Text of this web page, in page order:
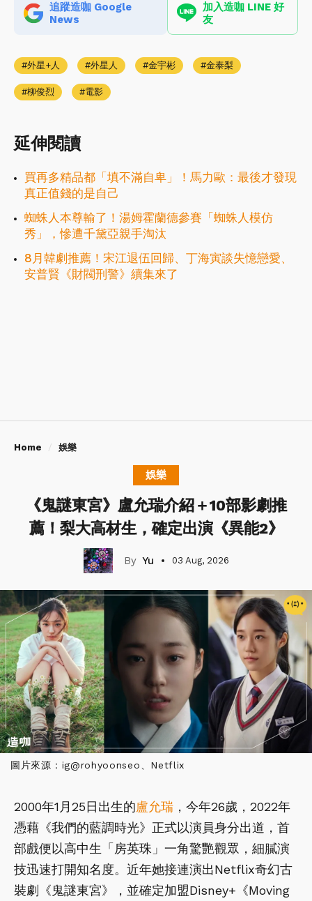
追蹤造咖 Google
News
加入造咖 LINE 好
友
外星+人 外星人 金宇彬 金泰梨
柳俊烈 電影
延伸閱讀
買再多精品都「填不滿自卑」！馬力歐：最後才發現
真正值錢的是自己
蜘蛛人本尊輸了！湯姆霍蘭德參賽「蜘蛛人模仿
秀」，慘遭千黛亞親手淘汰
8月韓劇推薦！宋江退伍回歸、丁海寅談失憶戀愛、
安普賢《財閥刑警》續集來了
Home 娛樂
娛樂
《鬼謎東宮》盧允瑞介紹＋10部影劇推
薦！梨大高材生，確定出演《異能2》
Yu 03 Aug, 2026
圖片來源：ig@rohyoonseo、Netflix
2000年1月25日出生的盧允瑞 ，今年26歲，2022年
憑藉《我們的藍調時光》正式以演員身分出道，首
部戲便以高中生「房英珠」一角驚艷觀眾，細膩演
技迅速打開知名度。近年她接連演出Netflix奇幻古
裝劇《鬼謎東宮》，並確定加盟Disney+《Moving